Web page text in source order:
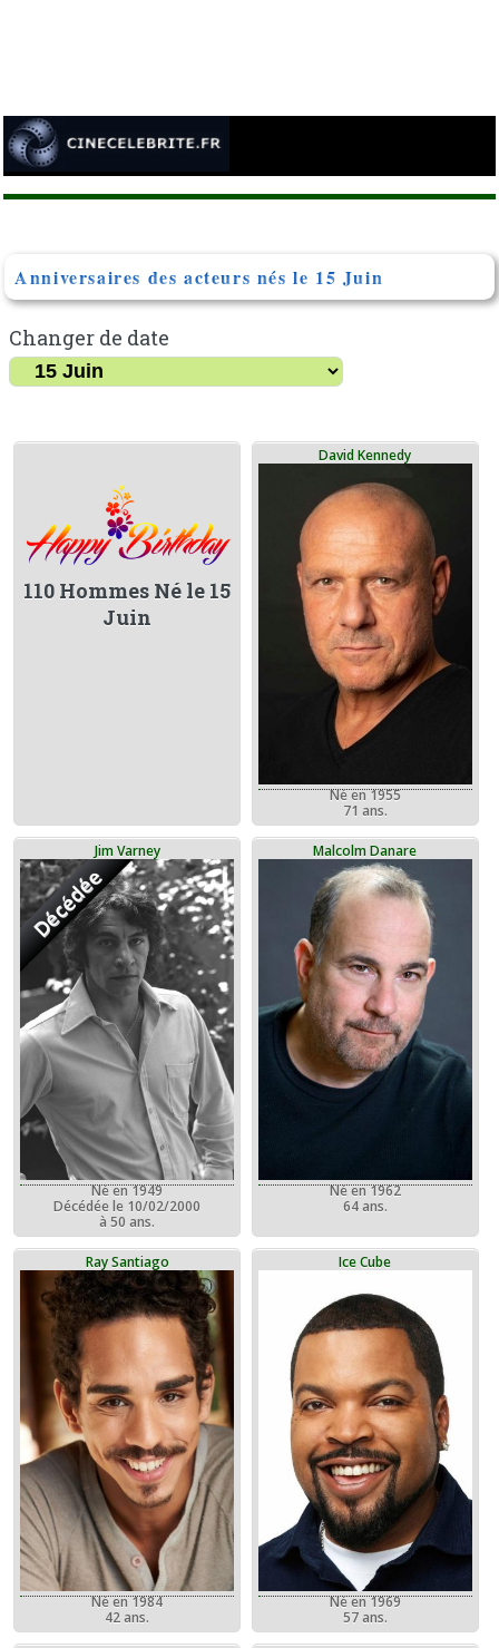
Anniversaires des acteurs nés le 15 Juin
Changer de date
110 Hommes Né le 15
Juin
David Kennedy
Né en 1955
71 ans.
Jim Varney
Décédée
Né en 1949
Décédée le 10/02/2000
à 50 ans.
Malcolm Danare
Né en 1962
64 ans.
Ray Santiago
Né en 1984
42 ans.
Ice Cube
Né en 1969
57 ans.